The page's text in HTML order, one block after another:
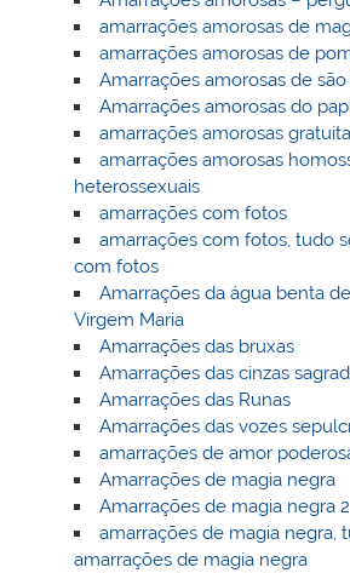
amarrações amorosas de
amarrações amorosas de
Amarrações amorosas de
Amarrações amorosas do
amarrações amorosas
amarrações amorosas
heterossexuais
amarrações com fotos
amarrações com fotos, tudo
com fotos
Amarrações da água benta
Virgem Maria
Amarrações das bruxas
Amarrações das cinzas
Amarrações das Runas
Amarrações das vozes
amarrações de amor
Amarrações de magia negra
Amarrações de magia negra 2
amarrações de magia negra,
amarrações de magia negra